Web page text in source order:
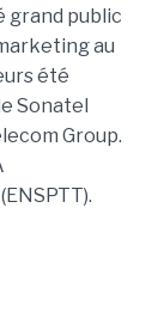
grand public
au
été
Sonatel
Group.